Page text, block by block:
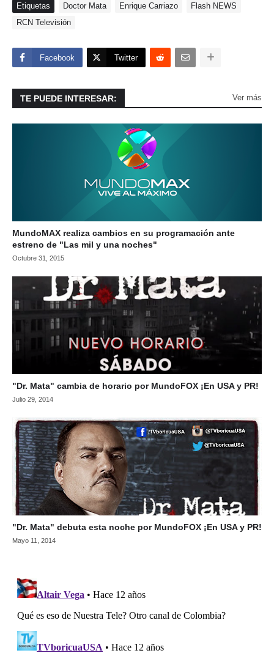
Etiquetas Doctor Mata Enrique Carriazo
Flash NEWS
RCN Televisión
Facebook Twitter
TE PUEDE INTERESAR: Ver más
MundoMAX realiza cambios en su programación ante
estreno de "Las mil y una noches"
Octubre 31, 2015
"Dr. Mata" cambia de horario por MundoFOX ¡En USA y PR!
Julio 29, 2014
"Dr. Mata" debuta esta noche por MundoFOX ¡En USA y PR!
Mayo 11, 2014